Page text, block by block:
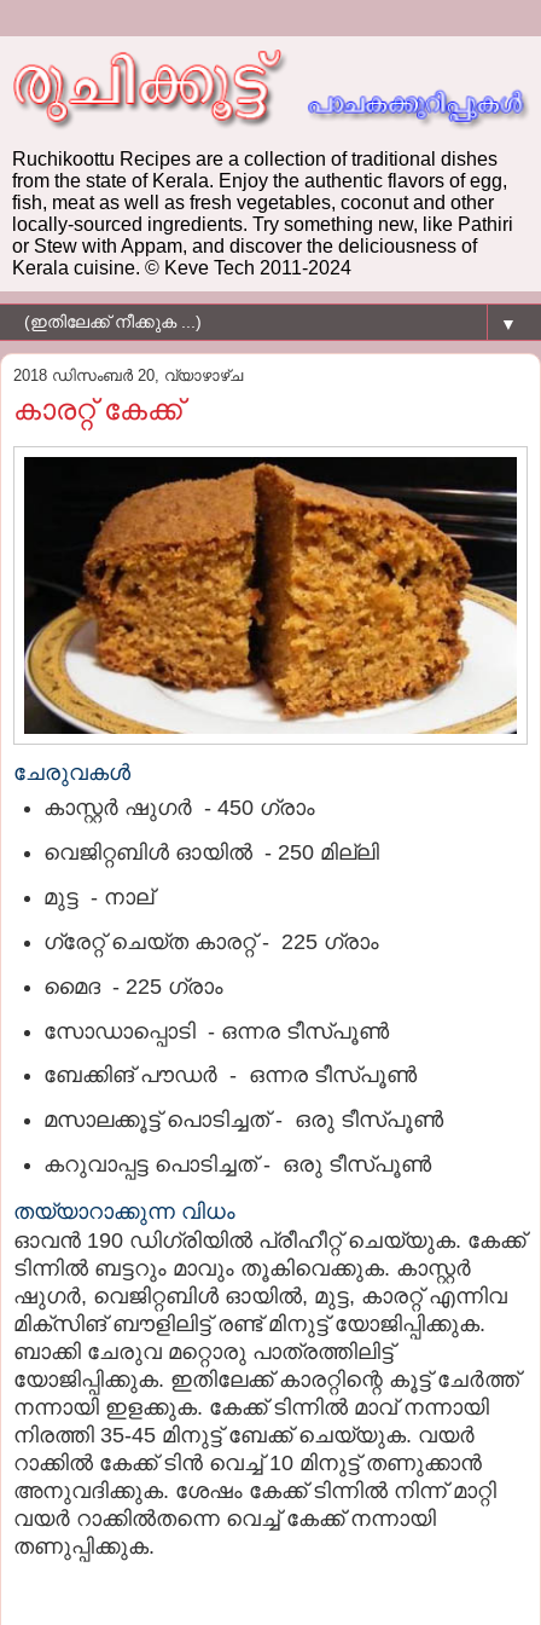
Ruchikoottu Recipes are a collection of traditional dishes
from the state of Kerala. Enjoy the authentic flavors of egg,
fish, meat as well as fresh vegetables, coconut and other
locally-sourced ingredients. Try something new, like Pathiri
or Stew with Appam, and discover the deliciousness of
Kerala cuisine. © Keve Tech 2011-2024
▼
2018 ഡിസംബർ 20, വ്യാഴാഴ്‌ച
കാരറ്റ് കേക്ക്
ചേരുവകൾ
കാസ്റ്റര്‍ ഷുഗര്‍ - 450 ഗ്രാം
വെജിറ്റബിള്‍ ഓയില്‍ - 250 മില്ലി
മുട്ട - നാല്
ഗ്രേറ്റ് ചെയ്ത കാരറ്റ് - 225 ഗ്രാം
മൈദ - 225 ഗ്രാം
സോഡാപ്പൊടി - ഒന്നര ടീസ്പൂണ്‍
ബേക്കിങ് പൗഡര്‍ - ഒന്നര ടീസ്പൂണ്‍
മസാലക്കൂട്ട് പൊടിച്ചത് - ഒരു ടീസ്പൂണ്‍
കറുവാപ്പട്ട പൊടിച്ചത് - ഒരു ടീസ്പൂണ്‍
തയ്യാറാക്കുന്ന വിധം
ഓവന്‍ 190 ഡിഗ്രിയില്‍ പ്രീഹീറ്റ് ചെയ്യുക. കേക്ക്
ടിന്നില്‍ ബട്ടറും മാവും തൂകിവെക്കുക. കാസ്റ്റര്‍
ഷുഗര്‍, വെജിറ്റബിള്‍ ഓയില്‍, മുട്ട, കാരറ്റ് എന്നിവ
മിക്‌സിങ് ബൗളിലിട്ട് രണ്ട് മിനുട്ട് യോജിപ്പിക്കുക.
ബാക്കി ചേരുവ മറ്റൊരു പാത്രത്തിലിട്ട്
യോജിപ്പിക്കുക. ഇതിലേക്ക് കാരറ്റിന്റെ കൂട്ട് ചേര്‍ത്ത്
നന്നായി ഇളക്കുക. കേക്ക് ടിന്നില്‍ മാവ് നന്നായി
നിരത്തി 35-45 മിനുട്ട് ബേക്ക് ചെയ്യുക. വയര്‍
റാക്കില്‍ കേക്ക് ടിന്‍ വെച്ച് 10 മിനുട്ട് തണുക്കാന്‍
അനുവദിക്കുക. ശേഷം കേക്ക് ടിന്നില്‍ നിന്ന് മാറ്റി
വയര്‍ റാക്കില്‍തന്നെ വെച്ച് കേക്ക് നന്നായി
തണുപ്പിക്കുക.